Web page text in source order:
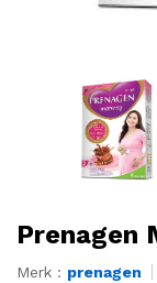
Prenagen
Merk : prenagen